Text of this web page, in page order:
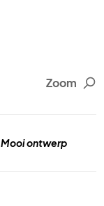
Zoom
Mooi ontwerp